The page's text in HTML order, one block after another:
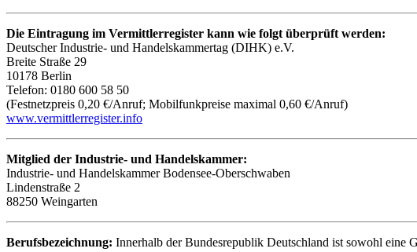
Die Eintragung im Vermittlerregister kann wie folgt überprüft werden:
Deutscher Industrie- und Handelskammertag (DIHK) e.V.
Breite Straße 29
10178 Berlin
Telefon: 0180 600 58 50
(Festnetzpreis 0,20 €/Anruf; Mobilfunkpreise maximal 0,60 €/Anruf)
www.vermittlerregister.info
Mitglied der Industrie- und Handelskammer:
Industrie- und Handelskammer Bodensee-Oberschwaben
Lindenstraße 2
88250 Weingarten
Berufsbezeichnung: Innerhalb der Bundesrepublik Deutschland ist sowohl eine